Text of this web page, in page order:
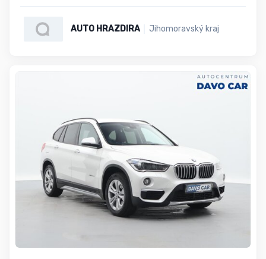
AUTO HRAZDIRA Jihomoravský kraj